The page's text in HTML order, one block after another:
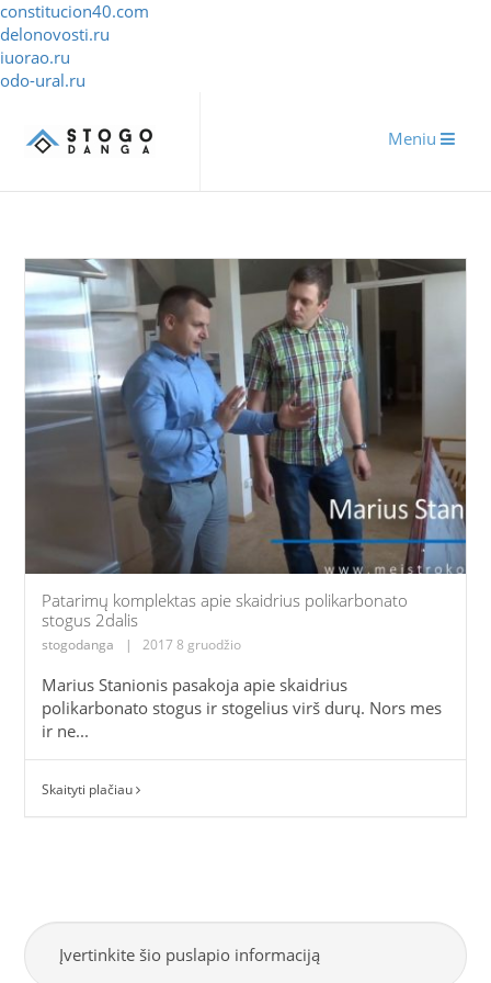
constitucion40.com
delonovosti.ru
iuorao.ru
odo-ural.ru
Meniu
Patarimų komplektas apie skaidrius polikarbonato
stogus 2dalis
stogodanga | 2017 8 gruodžio
Marius Stanionis pasakoja apie skaidrius
polikarbonato stogus ir stogelius virš durų. Nors mes
ir ne...
Skaityti plačiau
Įvertinkite šio puslapio informaciją